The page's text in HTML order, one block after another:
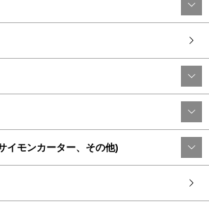
イモンカーター、その他)